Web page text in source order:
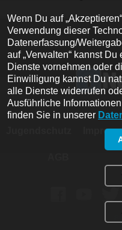
Wenn Du auf
Verwendung dieser
Datenerfassung/
auf „Verwalten“ kannst
Dienste vornehmen oder
Einwilligung kannst Du
alle Dienste widerrufen
Ausführliche
finden Sie in unserer